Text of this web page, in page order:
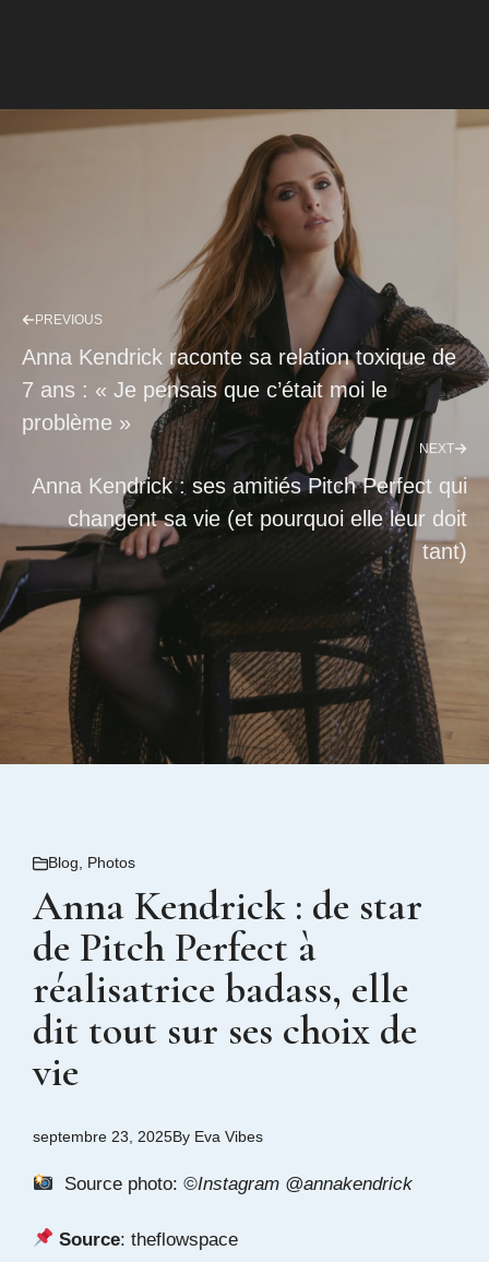
PREVIOUS
Anna Kendrick raconte sa relation toxique de
7 ans : « Je pensais que c’était moi le
problème »
NEXT
Anna Kendrick : ses amitiés Pitch Perfect qui
changent sa vie (et pourquoi elle leur doit
tant)
Blog Photos
Anna Kendrick : de star
de Pitch Perfect à
réalisatrice badass, elle
dit tout sur ses choix de
vie
septembre 23, 2025By Eva Vibes
Source photo: ©Instagram @annakendrick
Source:theflowspace